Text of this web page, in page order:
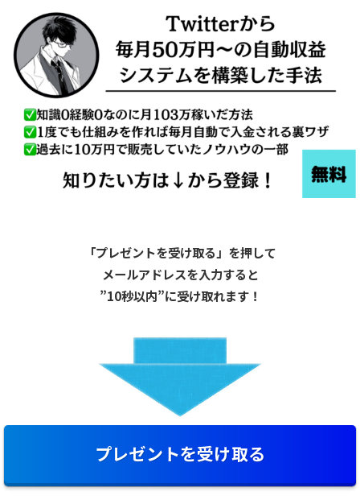
「プレゼントを受け取る」を押して
メールアドレスを入力すると
”10秒以内”に受け取れます！
プレゼントを受け取る